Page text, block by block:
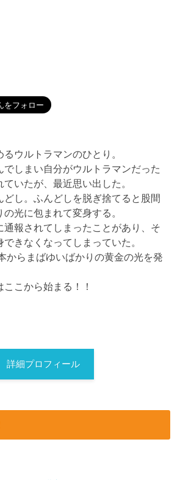
ウルトラマンのひとり。
でしまい自分がウルトラマンだった
いたが、最近思い出した。
どし。ふんどしを脱ぎ捨てると股間
光に包まれて変身する。
通報されてしまったことがあり、そ
きなくなってしまっていた。
からまばゆいばかりの黄金の光を発
こから始まる！！
詳細プロフィール